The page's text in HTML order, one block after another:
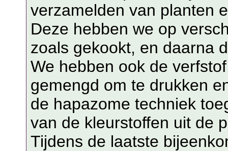
verzamelden van planten
Deze hebben we op
zoals gekookt, en daarna
We hebben ook de
gemengd om te drukken
de hapazome techniek
van de kleurstoffen uit de
Tijdens de laatste